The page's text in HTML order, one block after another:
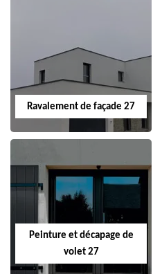
Ravalement de façade 27
Peinture et décapage de
volet 27